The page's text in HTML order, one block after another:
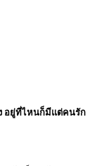
อยู่ที่ไหนก็มีแต่คนรัก